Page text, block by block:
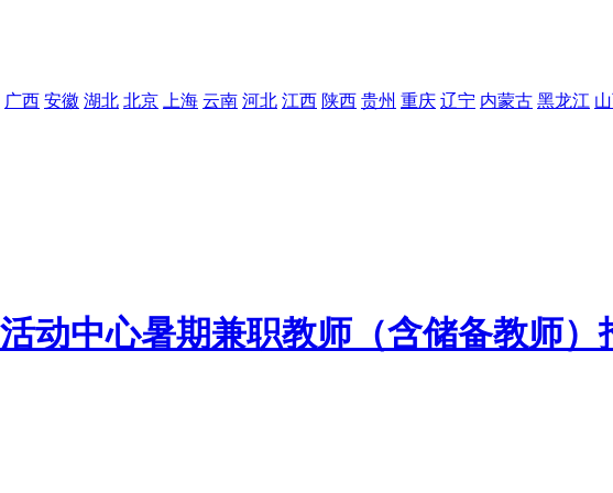
广西 安徽 湖北 北京 上海 云南 河北 江西 陕西 贵州 重庆 辽宁 内蒙古 黑龙江
动中心暑期兼职教师（含储备教师）